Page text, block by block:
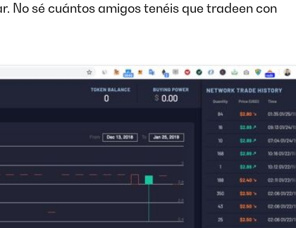
No sé cuántos amigos tenéis que tradeen con